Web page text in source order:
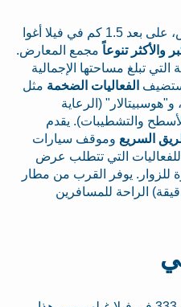
يقع في رودوفيا دوس إميغرانتس، على بعد 1.5 كم في فيلا أغوا
والأكثر تنوعاً مجمع المعارض.
تبلغ مساحتها الإجمالية
الفعاليات الضخمة مثل
(الرعاية
والتشطيبات). يقدم
السريع وموقف سيارات
للفعاليات التي تتطلب عرض
للزوار. يوفر القرب من مطار
المحلي (حوالي 30 دقيقة) الراحة للمسافرين